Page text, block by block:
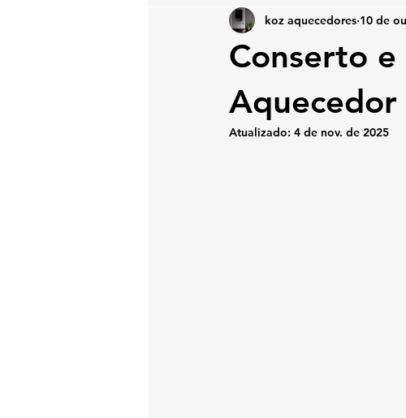
Conserto e
koz aquecedores 10 de
Atualizado: 4 de nov. de 2025